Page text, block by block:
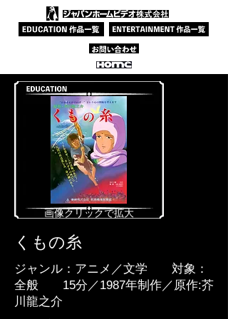
くもの糸​​
ジャンル：アニメ／文学 対象：
全般 15分／1987年制作／原作:芥
川龍之介
​画像クリックで拡大